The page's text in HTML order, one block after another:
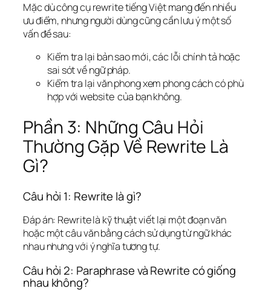
Mặc dù công cụ rewrite tiếng Việt mang đến nhiều
ưu điểm, nhưng người dùng cũng cần lưu ý một số
vấn đề sau:
Kiểm tra lại bản sao mới, các lỗi chính tả hoặc
sai sót về ngữ pháp.
Kiểm tra lại văn phong xem phong cách có phù
hợp với website của bạn không.
Phần 3: Những Câu Hỏi
Thường Gặp Về Rewrite Là
Gì?
Câu hỏi 1: Rewrite là gì?
Đáp án: Rewrite là kỹ thuật viết lại một đoạn văn
hoặc một câu văn bằng cách sử dụng từ ngữ khác
nhau nhưng với ý nghĩa tương tự.
Câu hỏi 2: Paraphrase và Rewrite có giống
nhau không?